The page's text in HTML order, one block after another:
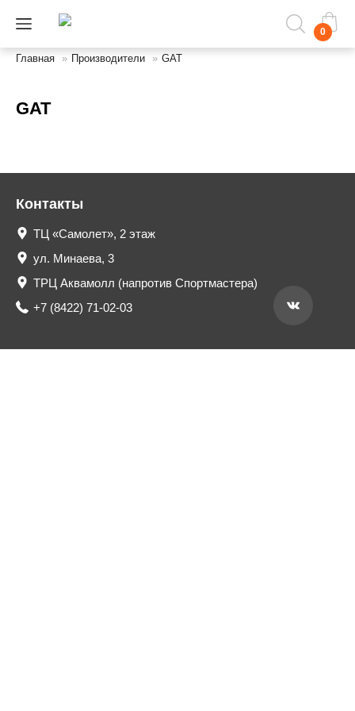
0
Главная » Производители » GAT
GAT
Контакты
ТЦ «Самолет», 2 этаж
ул. Минаева, 3
ТРЦ Аквамолл (напротив Спортмастера)
+7 (8422) 71-02-03